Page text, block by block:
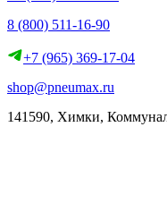
8 (800) 511-16-90
+7 (965) 369-17-04
shop@pneumax.ru
141590, Химки,